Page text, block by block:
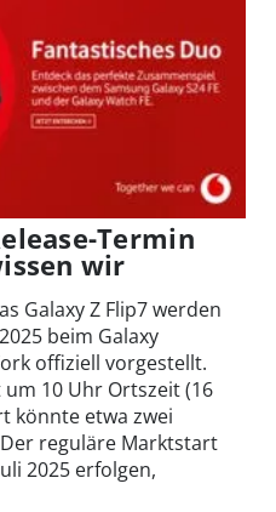
Termin
wir
Galaxy Z Flip7 werden
beim Galaxy
offiziell vorgestellt.
10 Uhr Ortszeit (16
könnte etwa zwei
reguläre Marktstart
2025 erfolgen,